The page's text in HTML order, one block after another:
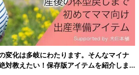
ちんとフォローすることが大切です。
トゾーンの話をするとき、多くの保護者
っていいよ」と伝えると思うのですが、
子は少なくないと思います。また「嫌な
」と言われていたのに「嫌」と言えない
たみたいな気分になる子もいるかもしれ
変化は多岐にわたります。そんなマイナ
対教えたい！保存版アイテムを紹介しま